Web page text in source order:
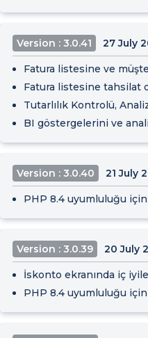
Version : 3.0.41 27 July
Fatura listesine ve
Fatura listesine tahsilat
Tutarlılık Kontrolü,
BI göstergelerini ve
Version : 3.0.40 21 July
PHP 8.4 uyumluluğu
Version : 3.0.39 20 July
İskonto ekranında iç
PHP 8.4 uyumluluğu